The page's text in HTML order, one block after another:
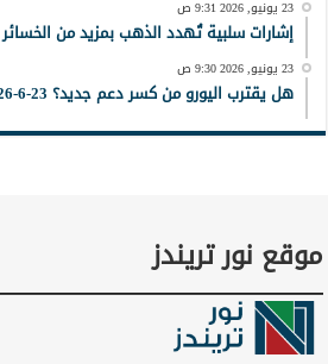
23 يونيو, 2026 9:31 ص
إشارات سلبية تُهدد الذهب بمزيد من الخسائر 23-6-2026
23 يونيو, 2026 9:30 ص
هل يقترب اليورو من كسر دعم جديد؟ 23-6-2026
موقع نور تريندز